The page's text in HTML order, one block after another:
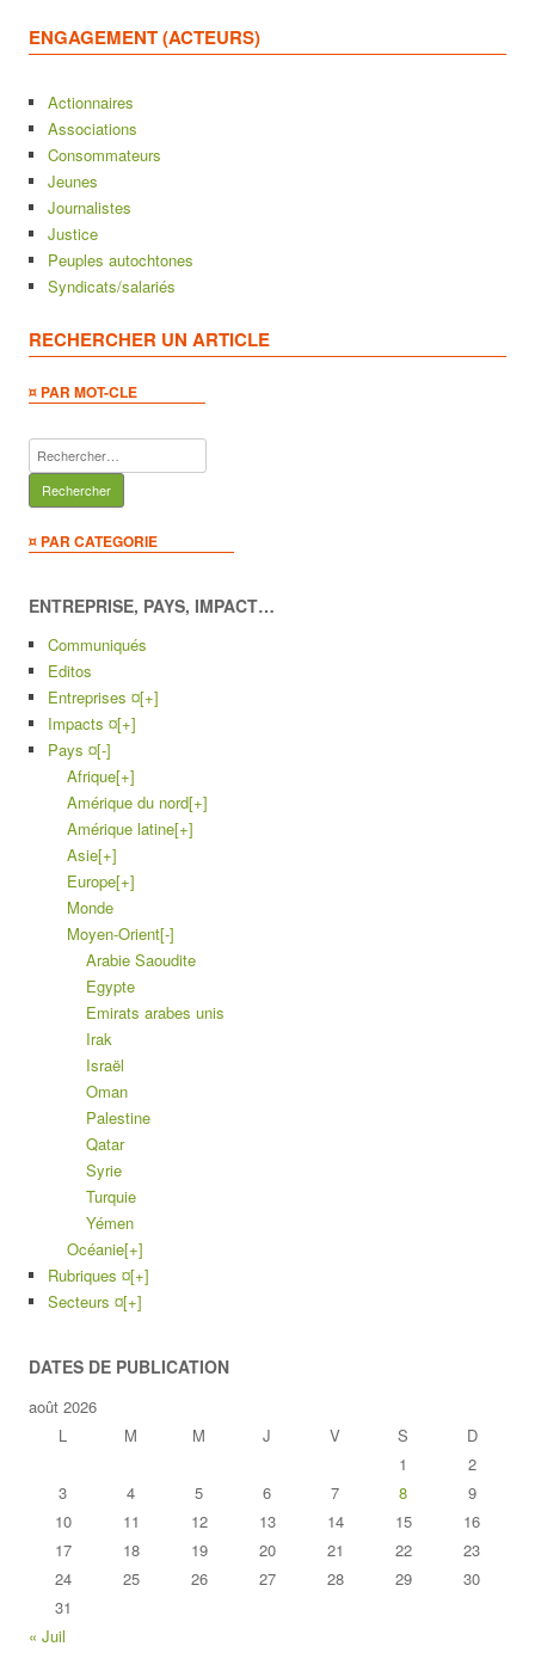
ENGAGEMENT (ACTEURS)
Actionnaires
Associations
Consommateurs
Jeunes
Journalistes
Justice
Peuples autochtones
Syndicats/salariés
RECHERCHER UN ARTICLE
¤ PAR MOT-CLE
Rechercher :
¤ PAR CATEGORIE
ENTREPRISE, PAYS, IMPACT…
Communiqués
Editos
Entreprises ¤[+]
Impacts ¤[+]
Pays ¤[-]
Afrique[+]
Amérique du nord[+]
Amérique latine[+]
Asie[+]
Europe[+]
Monde
Moyen-Orient[-]
Arabie Saoudite
Egypte
Emirats arabes unis
Irak
Israël
Oman
Palestine
Qatar
Syrie
Turquie
Yémen
Océanie[+]
Rubriques ¤[+]
Secteurs ¤[+]
DATES DE PUBLICATION
août 2026
L
M M J V S
D
1
2
3
4 5 6 7 8
9
10
11 12 13 14 15
16
17
18 19 20 21 22
23
24
25 26 27 28 29
30
31
« Juil